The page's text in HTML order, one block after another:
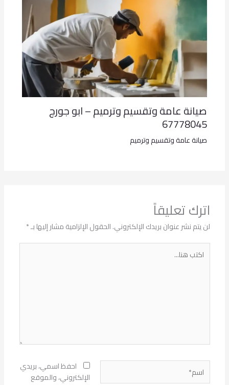
صيانة عامة وتقسيم وترميم – ابو جورج
67778045
صيانة عامة وتقسيم وترميم
اترك تعليقاً
لن يتم نشر عنوان بريدك الإلكتروني.الحقول الإلزامية مشار إليها بـ*
هنا...
احفظ اسمي، بريدي
الإلكتروني، والموقع